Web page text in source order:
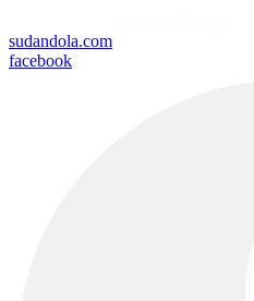
sudandola.com
facebook